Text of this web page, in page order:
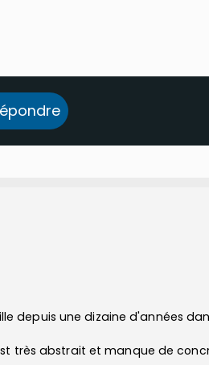
depuis une dizaine d'années
très abstrait et manque de